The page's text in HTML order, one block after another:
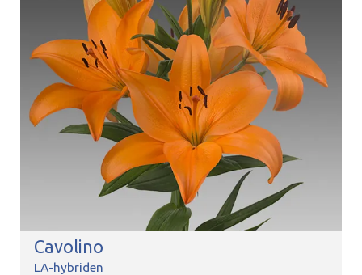
Cavolino
LA-hybriden